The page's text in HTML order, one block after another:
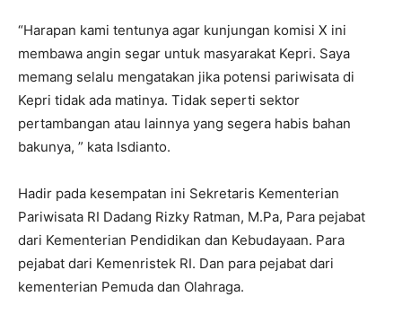
“Harapan kami tentunya agar kunjungan komisi X ini
membawa angin segar untuk masyarakat Kepri. Saya
memang selalu mengatakan jika potensi pariwisata di
Kepri tidak ada matinya. Tidak seperti sektor
pertambangan atau lainnya yang segera habis bahan
bakunya, ” kata Isdianto.
Hadir pada kesempatan ini Sekretaris Kementerian
Pariwisata RI Dadang Rizky Ratman, M.Pa, Para pejabat
dari Kementerian Pendidikan dan Kebudayaan. Para
pejabat dari Kemenristek RI. Dan para pejabat dari
kementerian Pemuda dan Olahraga.